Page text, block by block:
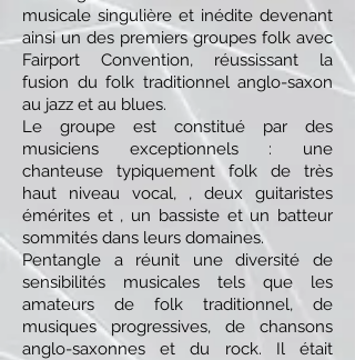
musicale singulière et inédite devenant
ainsi un des premiers groupes folk avec
Fairport Convention, réussissant la
fusion du folk traditionnel anglo-saxon
au jazz et au blues.
Le groupe est constitué par des
musiciens exceptionnels : une
chanteuse typiquement folk de très
haut niveau vocal, , deux guitaristes
émérites et , un bassiste et un batteur
sommités dans leurs domaines.
Pentangle a réunit une diversité de
sensibilités musicales tels que les
amateurs de folk traditionnel, de
musiques progressives, de chansons
anglo-saxonnes et du rock. Il était